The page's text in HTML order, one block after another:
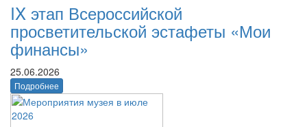
IX этап Всероссийской
просветительской эстафеты «Мои
финансы»
25.06.2026
Подробнее